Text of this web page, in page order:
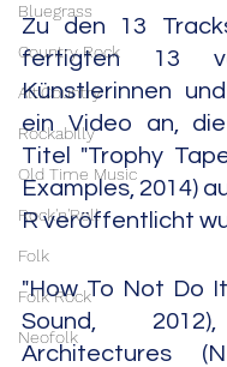
Bluegrass
Country Rock
Alt.Country
Rockabilly
Old Time Music
Rock'n'Roll
Folk
Folk Rock
Neofolk
Zu den 13
fertigten 13
Künstlerinnen
ein Video an,
Titel "Trophy
Examples, 2014)
R veröffentlicht
"How To Not Do
Sound,
Architectures